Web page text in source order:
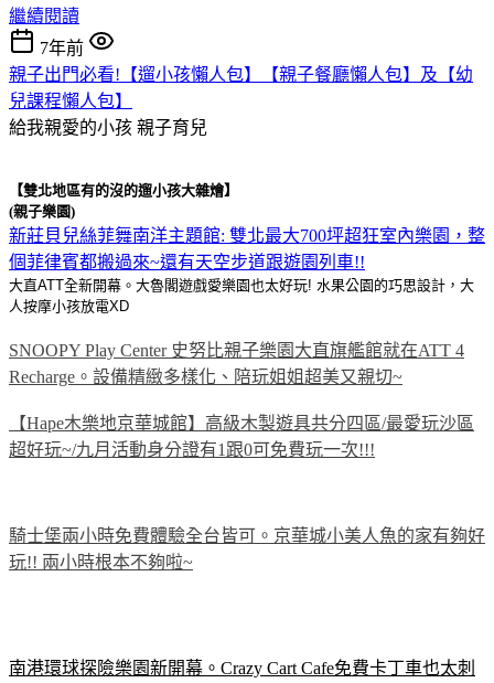
繼續閱讀
7年前
親子出門必看!【遛小孩懶人包】【親子餐廳懶人包】及【幼
兒課程懶人包】
給我親愛的小孩 親子育兒
【雙北地區有的沒的遛小孩大雜燴】
(親子樂園)
新莊貝兒絲菲舞南洋主題館: 雙北最大700坪超狂室內樂園，整
個菲律賓都搬過來~還有天空步道跟遊園列車!!
大直ATT全新開幕。大魯閣遊戲愛樂園也太好玩! 水果公園的巧思設計，大
人按摩小孩放電XD
SNOOPY Play Center 史努比親子樂園大直旗艦館就在ATT 4
Recharge。設備精緻多樣化、陪玩姐姐超美又親切~
【Hape木樂地京華城館】高級木製遊具共分四區/最愛玩沙區
超好玩~/九月活動身分證有1跟0可免費玩一次!!!
騎士堡兩小時免費體驗全台皆可。京華城小美人魚的家有夠好
玩!! 兩小時根本不夠啦~
南港環球探險樂園新開幕。Crazy Cart Cafe免費卡丁車也太刺